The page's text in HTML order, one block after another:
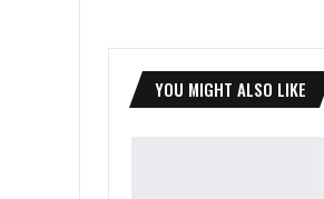
YOU MIGHT ALSO LIKE